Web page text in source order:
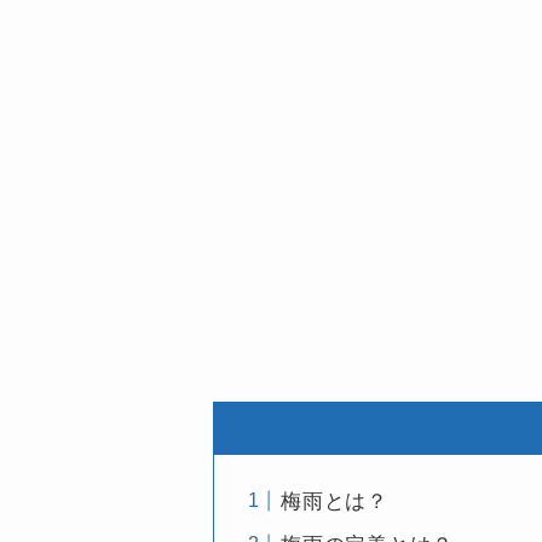
梅雨とは？